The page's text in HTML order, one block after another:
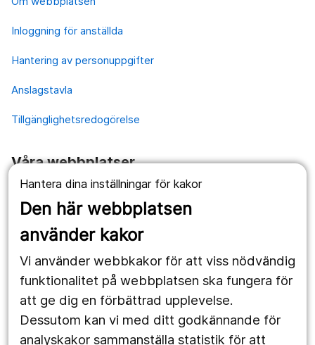
Hantera dina inställningar för kakor
Den här webbplatsen
använder kakor
Vi använder webbkakor för att viss nödvändig
funktionalitet på webbplatsen ska fungera för
att ge dig en förbättrad upplevelse.
Dessutom kan vi med ditt godkännande för
analyskakor sammanställa statistik för att
Inloggning för anställda
Hantering av personuppgifter
Anslagstavla
Tillgänglighetsredogörelse
Våra webbplatser
1177.se
Länstrafiken
Utveckling
Följ oss